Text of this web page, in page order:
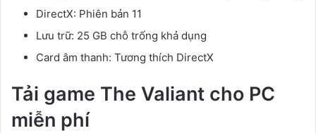
DirectX: Phiên bản 11
Lưu trữ: 25 GB chỗ trống khả dụng
Card âm thanh: Tương thích DirectX
Tải game The Valiant cho PC
miễn phí